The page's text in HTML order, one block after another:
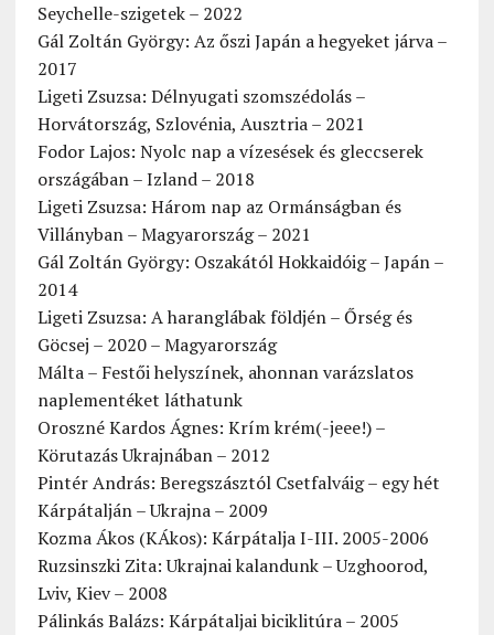
Seychelle-szigetek – 2022
Gál Zoltán György: Az őszi Japán a hegyeket járva –
2017
Ligeti Zsuzsa: Délnyugati szomszédolás –
Horvátország, Szlovénia, Ausztria – 2021
Fodor Lajos: Nyolc nap a vízesések és gleccserek
országában – Izland – 2018
Ligeti Zsuzsa: Három nap az Ormánságban és
Villányban – Magyarország – 2021
Gál Zoltán György: Oszakától Hokkaidóig – Japán –
2014
Ligeti Zsuzsa: A haranglábak földjén – Őrség és
Göcsej – 2020 – Magyarország
Málta – Festői helyszínek, ahonnan varázslatos
naplementéket láthatunk
Oroszné Kardos Ágnes: Krím krém(-jeee!) –
Körutazás Ukrajnában – 2012
Pintér András: Beregszásztól Csetfalváig – egy hét
Kárpátalján – Ukrajna – 2009
Kozma Ákos (KÁkos): Kárpátalja I-III. 2005-2006
Ruzsinszki Zita: Ukrajnai kalandunk – Uzghoorod,
Lviv, Kiev – 2008
Pálinkás Balázs: Kárpátaljai biciklitúra – 2005